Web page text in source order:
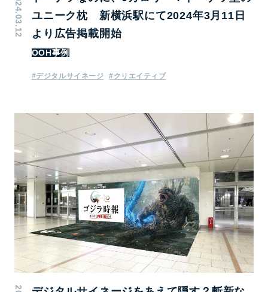
2024.03.12
ユニーク枕 新横浜駅にて2024年3月11日
より広告掲載開始
OOH事例
#デジタルサイネージ #クリエイティブ